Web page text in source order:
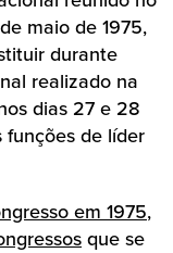
maio de 1975,
durante
realizado na
dias 27 e 28
funções de líder
em 1975,
que se